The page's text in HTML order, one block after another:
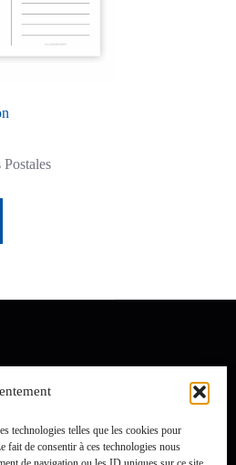
technologies telles que les cookies pour
fait de consentir à ces technologies nous
Postales